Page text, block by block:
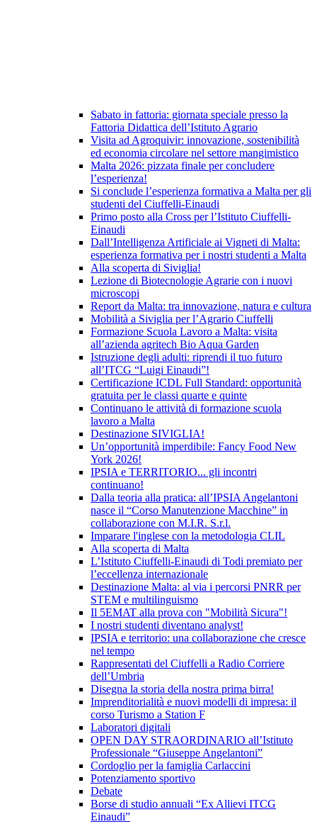
Sabato in fattoria: giornata speciale presso la
Fattoria Didattica dell’Istituto Agrario
Visita ad Agroquivir: innovazione, sostenibilità
ed economia circolare nel settore mangimistico
Malta 2026: pizzata finale per concludere
l’esperienza!
Si conclude l’esperienza formativa a Malta per gli
studenti del Ciuffelli-Einaudi
Primo posto alla Cross per l’Istituto Ciuffelli-
Einaudi
Dall’Intelligenza Artificiale ai Vigneti di Malta:
esperienza formativa per i nostri studenti a Malta
Alla scoperta di Siviglia!
Lezione di Biotecnologie Agrarie con i nuovi
microscopi
Report da Malta: tra innovazione, natura e cultura
Mobilità a Siviglia per l’Agrario Ciuffelli
Formazione Scuola Lavoro a Malta: visita
all’azienda agritech Bio Aqua Garden
Istruzione degli adulti: riprendi il tuo futuro
all’ITCG “Luigi Einaudi”!
Certificazione ICDL Full Standard: opportunità
gratuita per le classi quarte e quinte
Continuano le attività di formazione scuola
lavoro a Malta
Destinazione SIVIGLIA!
Un’opportunità imperdibile: Fancy Food New
York 2026!
IPSIA e TERRITORIO... gli incontri
continuano!
Dalla teoria alla pratica: all’IPSIA Angelantoni
nasce il “Corso Manutenzione Macchine” in
collaborazione con M.I.R. S.r.l.
Imparare l'inglese con la metodologia CLIL
Alla scoperta di Malta
L’Istituto Ciuffelli-Einaudi di Todi premiato per
l’eccellenza internazionale
Destinazione Malta: al via i percorsi PNRR per
STEM e multilinguismo
Il 5EMAT alla prova con "Mobilità Sicura"!
I nostri studenti diventano analyst!
IPSIA e territorio: una collaborazione che cresce
nel tempo
Rappresentati del Ciuffelli a Radio Corriere
dell’Umbria
Disegna la storia della nostra prima birra!
Imprenditorialità e nuovi modelli di impresa: il
corso Turismo a Station F
Laboratori digitali
OPEN DAY STRAORDINARIO all’Istituto
Professionale “Giuseppe Angelantoni”
Cordoglio per la famiglia Carlaccini
Potenziamento sportivo
Debate
Borse di studio annuali “Ex Allievi ITCG
Einaudi”